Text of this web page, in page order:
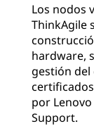
Los nodos
ThinkAgile
hardware,
gestión del
por
Support.